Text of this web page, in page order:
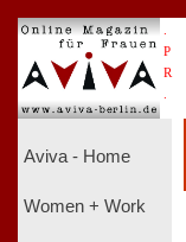
P
R
Aviva - Home
Women + Work